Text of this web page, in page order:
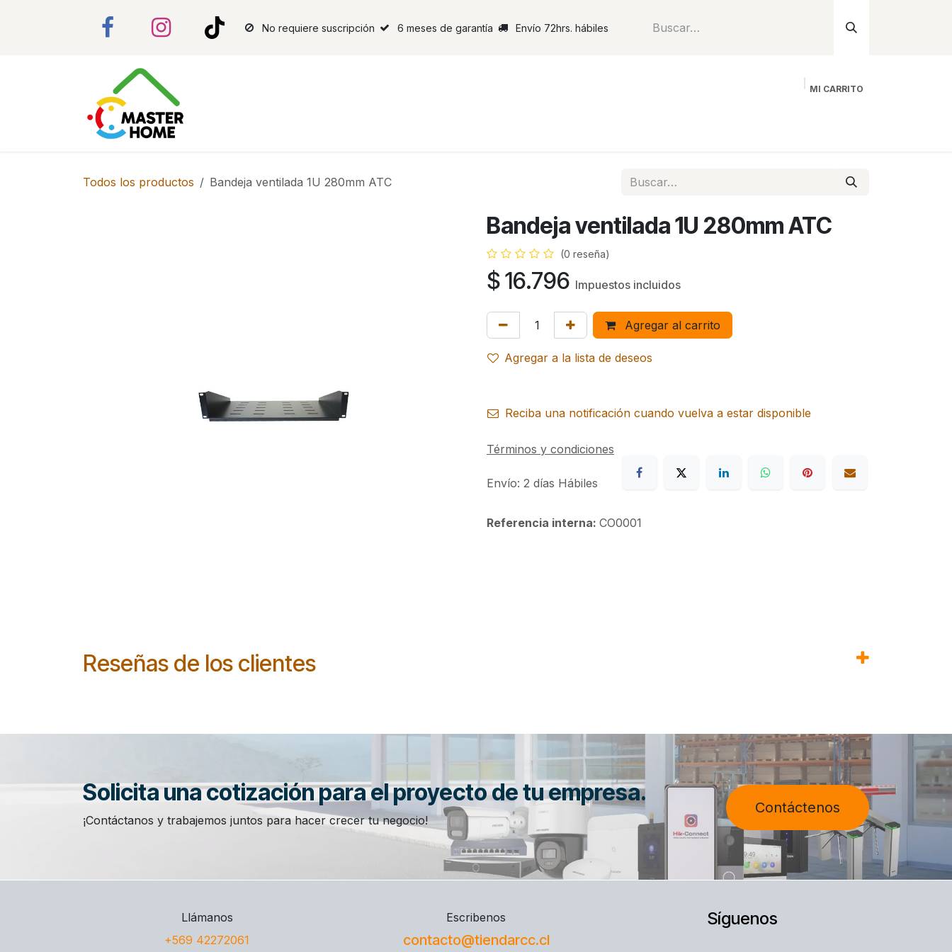
No requiere suscripción 6 meses de garantía Envío 72hrs. hábiles
MI CARRITO
Todos los productos Bandeja ventilada 1U 280mm ATC
Bandeja ventilada 1U 280mm ATC
(0 reseña)
$16.796 Impuestos incluidos
Agregar al carrito
Agregar a la lista de deseos
Reciba una notificación cuando vuelva a estar disponible
Términos y condiciones
Envío: 2 días Hábiles
Referencia interna: CO0001
Reseñas de los clientes
Solicita una cotización para el proyecto de tu empresa.
¡Contáctanos y trabajemos juntos para hacer crecer tu negocio!
Contáctenos
Llámanos
+569 42272061
Escribenos
contacto@tiendarcc.cl
Síguenos